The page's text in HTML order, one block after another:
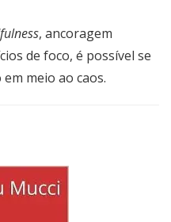
, ancoragem
de foco, é possível se
meio ao caos.